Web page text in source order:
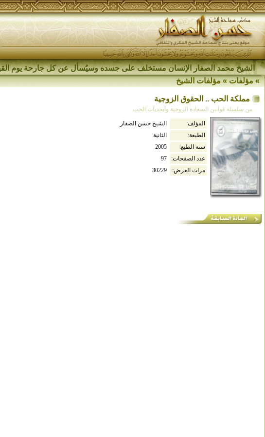
الشيخ محمد الصفار الإنسان مستخلف على جسده وسيُسأل عن كل جارحة يوم
»مؤلفات»مؤلفات الشيخ
مملكة الحب .. الحقوق الزوجية
من سلسلة قوانين السعادة الزوجية وأبجديات الحب
المؤلف:
الشيخ حسن الصفار
الطبعة:
الثانية
سنة الطبع:
2005
عدد الصفحات:
97
مرات العرض:
30229